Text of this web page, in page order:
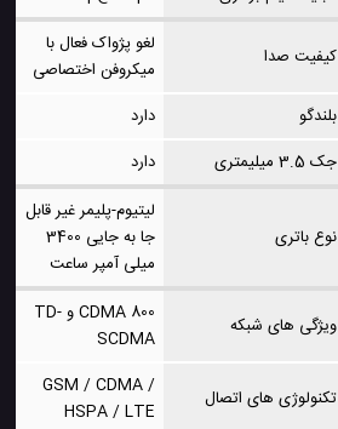
کیفیت صدا
لغو پژواک فعال با
میکروفن اختصاصی
بلندگو
دارد
جک 3.5 میلیمتری
دارد
نوع باتری
لیتیوم-پلیمر غیر قابل
جا به جایی 3400
میلی آمپر ساعت
ویژگی های شبکه
CDMA 800 و TD-
SCDMA
تکنولوژی های اتصال
GSM / CDMA /
HSPA / LTE